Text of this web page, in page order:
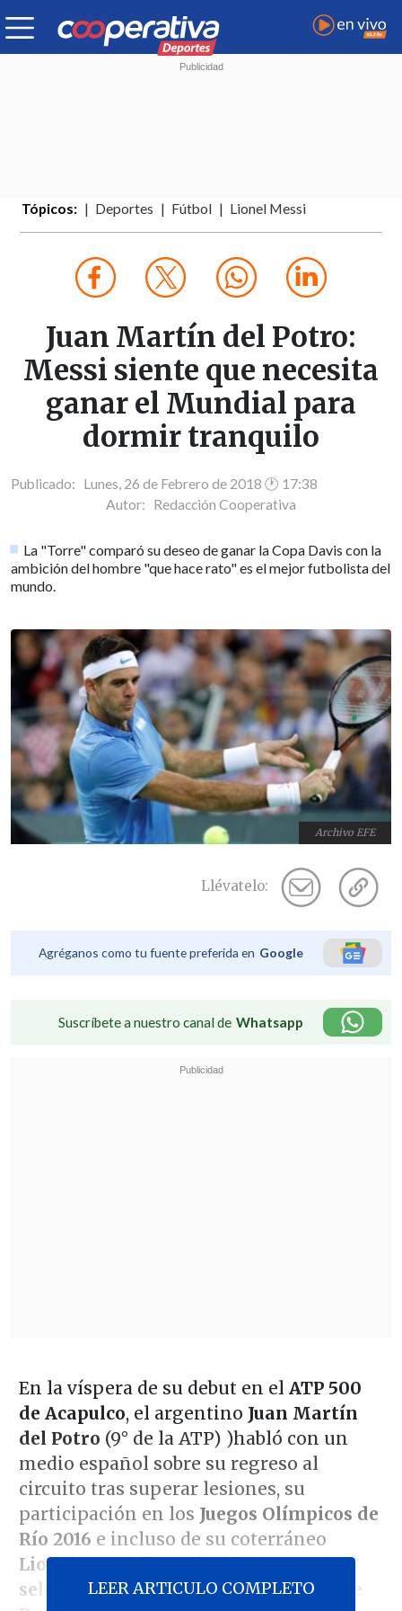
Tópicos: Deportes Fútbol Lionel Messi
Juan Martín del Potro:
Messi siente que necesita
ganar el Mundial para
dormir tranquilo
Publicado: Lunes, 26 de Febrero de 2018 🕐 17:38
Autor: Redacción Cooperativa
La "Torre" comparó su deseo de ganar la Copa Davis con la
ambición del hombre "que hace rato" es el mejor futbolista del
mundo.
Archivo EFE
Llévatelo:
Agréganos como tu fuente preferida en Google
Suscríbete a nuestro canal de Whatsapp
En la víspera de su debut en el ATP 500
de Acapulco, el argentino Juan Martín
del Potro (9° de la ATP) )habló con un
medio español sobre su regreso al
circuito tras superar lesiones, su
participación en los Juegos Olímpicos de
Río 2016 e incluso de su coterráneo
Lionel Messi, llamado aliderar a la
selección trasandina en el Mundial de
LEER ARTICULO COMPLETO